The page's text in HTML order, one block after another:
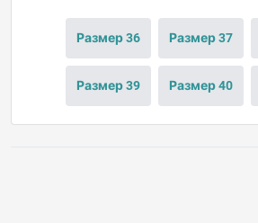
Размер 36 Размер 37
Размер 39 Размер 40